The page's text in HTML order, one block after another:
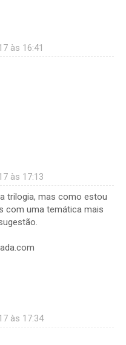
às 16:41
às 17:13
trilogia, mas como estou
com uma temática mais
às 17:34